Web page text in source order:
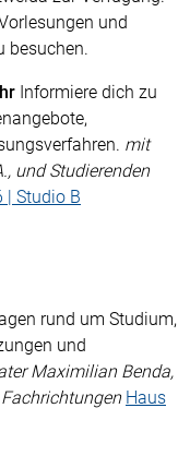
und
besuchen.
Informiere dich zu
mit
und Studierenden
| Studio B
rund um Studium,
und
Maximilian Benda,
Haus